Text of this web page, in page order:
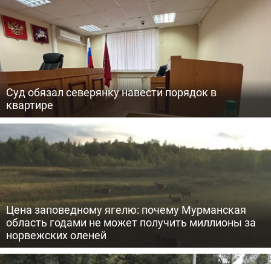
Суд обязал северянку навести порядок в
квартире
Цена заповедному ягелю: почему Мурманская
область годами не может получить миллионы за
норвежских оленей